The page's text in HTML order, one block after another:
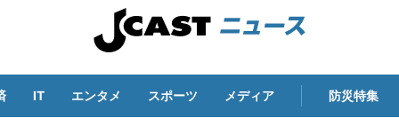
IT エンタメ スポーツ メディア 防災特集